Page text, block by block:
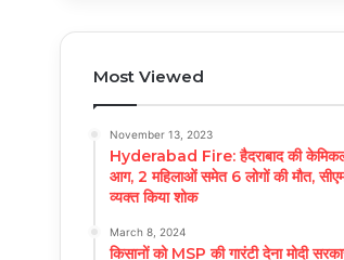
Most Viewed
November 13, 2023
Hyderabad Fire: हैदराबाद की केमिकल
आग, 2 महिलाओं समेत 6 लोगों की मौत,
व्यक्त किया शोक
March 8, 2024
किसानों को MSP की गारंटी देना मोदी